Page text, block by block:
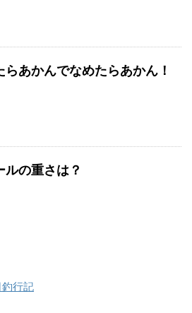
らあかんでなめたらあかん！
ルの重さは？
釣行記